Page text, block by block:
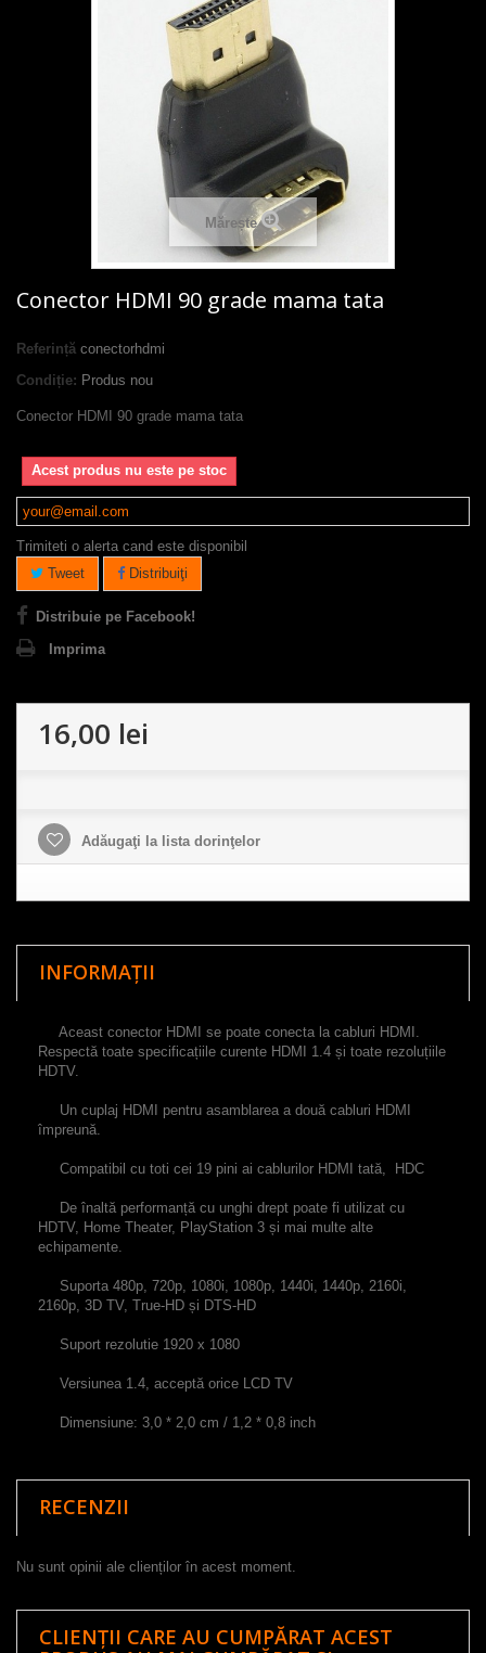
Mărește
Conector HDMI 90 grade mama tata
Referință conectorhdmi
Condiție: Produs nou
Conector HDMI 90 grade mama tata
Acest produs nu este pe stoc
Trimiteti o alerta cand este disponibil
Tweet
Distribuiţi
Distribuie pe Facebook!
Imprima
16,00 lei
Adăugaţi la lista dorinţelor
INFORMAȚII
Aceast conector HDMI se poate conecta la cabluri HDMI
Respectă toate specificațiile curente HDMI 1.4 și toate rezoluțiile
HDTV.
Un cuplaj HDMI pentru asamblarea a două cabluri HDMI
împreună
Compatibil cu toti cei 19 pini ai cablurilor HDMI tată HDC
De înaltă performanță cu unghi drept poate fi utilizat cu
HDTV, Home Theater, PlayStation 3 și mai multe alte
echipamente.
Suporta 480p 720p , 1080i 1080p 1440i 1440p 2160i
2160p 3D TV, True-HD și DTS-HD
Suport rezolutie 1920 x 1080
Versiunea 1.4 acceptă orice LCD TV
Dimensiune: 3,0 * 2,0 cm / 1,2 * 0,8 inch
RECENZII
Nu sunt opinii ale clienților în acest moment.
CLIENȚII CARE AU CUMPĂRAT ACEST